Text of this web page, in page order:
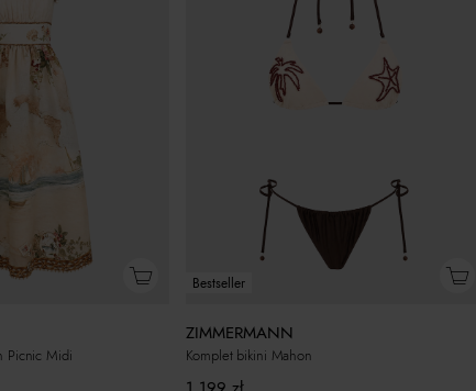
Picnic Midi
Bestseller
ZIMMERMANN
Komplet bikini Mahon